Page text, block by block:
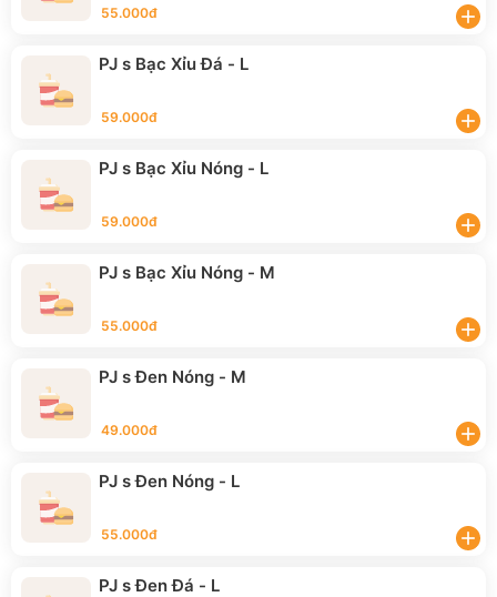
55.000đ add
PJ s Bạc Xỉu Đá - L
59.000đ add
PJ s Bạc Xỉu Nóng - L
59.000đ add
PJ s Bạc Xỉu Nóng - M
55.000đ add
PJ s Đen Nóng - M
49.000đ add
PJ s Đen Nóng - L
55.000đ add
PJ s Đen Đá - L